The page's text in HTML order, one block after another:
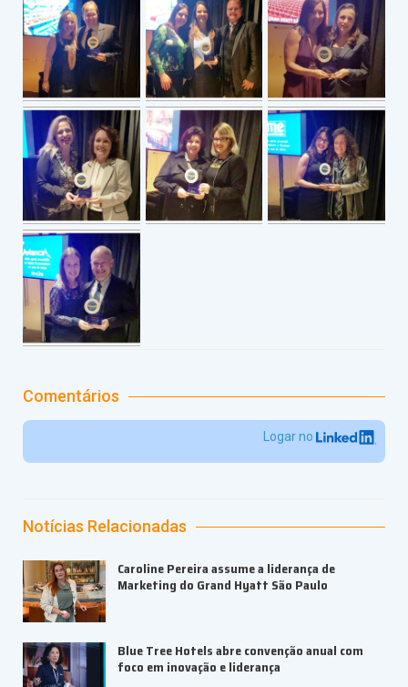
Comentários
Logar no
Notícias Relacionadas
Caroline Pereira assume a liderança de
Marketing do Grand Hyatt São Paulo
Blue Tree Hotels abre convenção anual com
foco em inovação e liderança